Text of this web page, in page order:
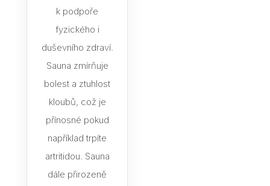
k podpoře
fyzického i
duševního zdraví.
Sauna zmírňuje
bolest a ztuhlost
kloubů, což je
přínosné pokud
například trpíte
artritidou. Sauna
dále přirozeně